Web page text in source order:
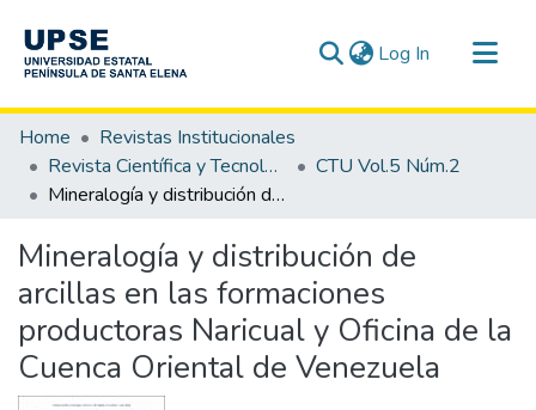
Log In (current)
Communities & Collections
All of DSpace
Statistics
Home
Revistas Institucionales
Revista Científica y Tecnológica UPSE - CTU
CTU Vol.5 Núm.2
Mineralogía y distribución de arcillas en las formaciones productoras Naricual y Oficina de la Cuenca Oriental de Venezuela
Mineralogía y distribución de
arcillas en las formaciones
productoras Naricual y Oficina de la
Cuenca Oriental de Venezuela